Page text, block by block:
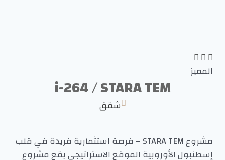
المميز
i-264 / STARA TEM
شقق
مشروع STARA TEM – فرصة استثمارية فريدة في قلب
إسطنبول الأوروبية الموقع الاستراتيجي يقع مشروع